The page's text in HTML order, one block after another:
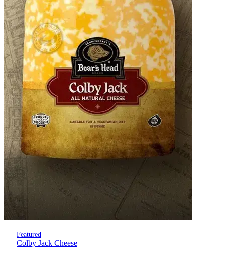
Featured
Colby Jack Cheese